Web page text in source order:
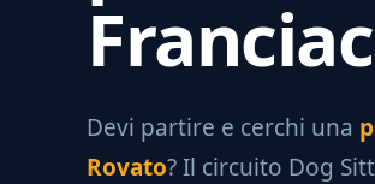
Devi partire e cerchi una
Rovato? Il circuito Dog